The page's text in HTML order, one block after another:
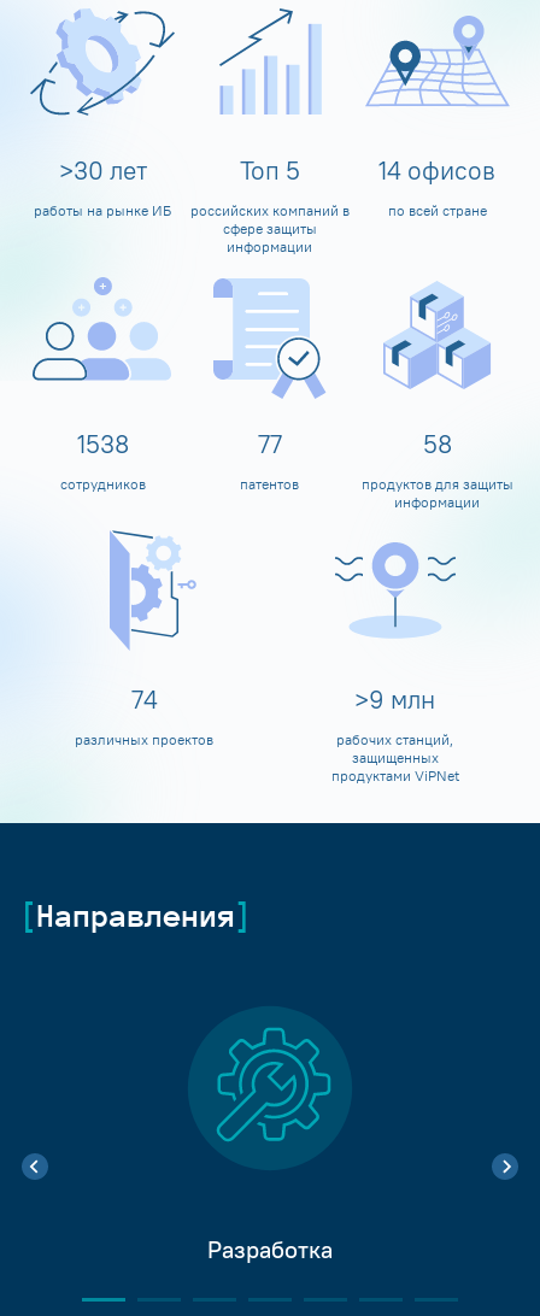
>30 лет
работы на рынке ИБ
Топ 5
российских компаний в
сфере защиты
информации
14 офисов
по всей стране
1600
сотрудников
80
патентов
60
продуктов для защиты
информации
80
различных проектов
>10 млн
рабочих станций,
защищенных
продуктами ViPNet
Направления
Разработка